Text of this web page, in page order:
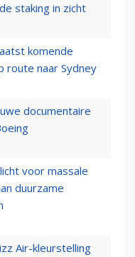
staking in zicht
komende
route naar Sydney
documentaire
voor massale
duurzame
Air-kleurstelling